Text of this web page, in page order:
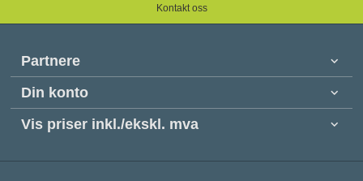
Kontakt oss
Partnere
Din konto
Vis priser inkl./ekskl. mva